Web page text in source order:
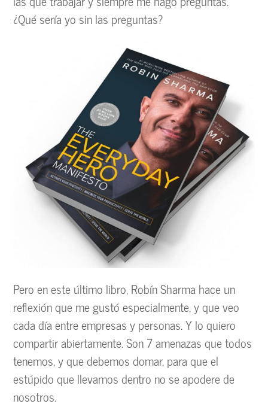
¿Qué sería yo sin las preguntas?
Pero en este último libro, Robín Sharma hace un
reflexión que me gustó especialmente, y que veo
cada día entre empresas y personas. Y lo quiero
compartir abiertamente. Son 7 amenazas que todos
tenemos, y que debemos domar, para que el
estúpido que llevamos dentro no se apodere de
nosotros.